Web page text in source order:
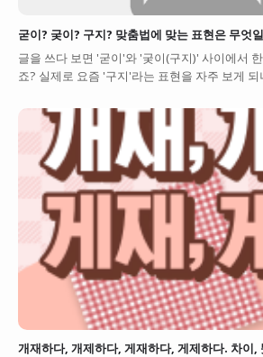
굳이? 궂이? 구지? 맞춤법에 맞는 표현은 무엇
글을 쓰다 보면 '굳이'와 '궂이(구지)' 사이에서
죠? 실제로 요즘 '구지'라는 표현을 자주 보게
개재하다, 개제하다, 게재하다, 게제하다. 차이,